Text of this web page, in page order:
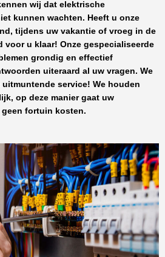
wij dat elektrische
kunnen wachten. Heeft u onze
tijdens uw vakantie of vroeg in de
voor u klaar! Onze gespecialiseerde
grondig en effectief
uiteraard al uw vragen. We
service! We houden
op deze manier gaat uw
fortuin kosten.